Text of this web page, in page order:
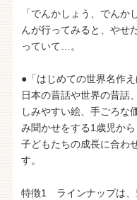
「でんかしょう、でんか
んが行ってみると、やせ
っていて…。
●「はじめての世界名作
日本の昔話や世界の昔話
しみやすい絵、手ごろな
み聞かせをする1歳児か
子どもたちの成長に合わ
す。
特徴1 ラインナップは、